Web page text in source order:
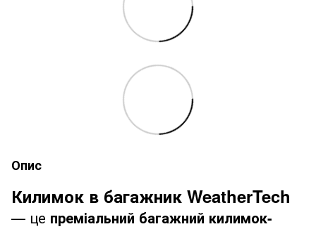
Опис
Килимок в багажник WeatherTech
— це преміальний багажний килимок-